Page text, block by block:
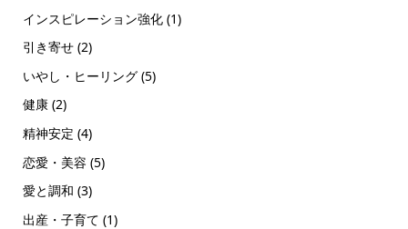
インスピレーション強化 (1)
引き寄せ (2)
いやし・ヒーリング (5)
健康 (2)
精神安定 (4)
恋愛・美容 (5)
愛と調和 (3)
出産・子育て (1)